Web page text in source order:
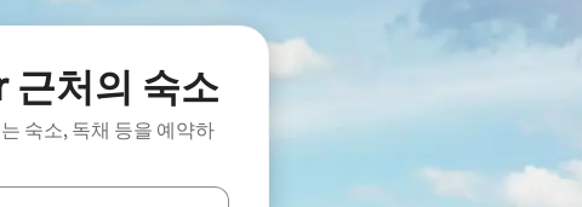
근처의 숙소
숙소, 독채 등을 예약하